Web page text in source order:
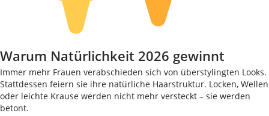
Warum Natürlichkeit 2026 gewinnt
Immer mehr Frauen verabschieden sich von überstylingten Looks.
Stattdessen feiern sie ihre natürliche Haarstruktur. Locken, Wellen
oder leichte Krause werden nicht mehr versteckt – sie werden
betont.